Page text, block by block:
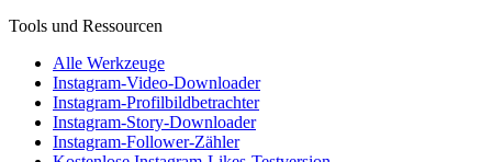
Tools und Ressourcen
Alle Werkzeuge
Instagram-Video-Downloader
Instagram-Profilbildbetrachter
Instagram-Story-Downloader
Instagram-Follower-Zähler